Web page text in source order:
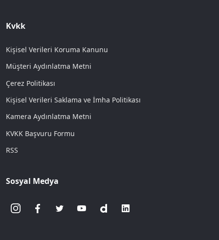
Kvkk
Kişisel Verileri Koruma Kanunu
Müşteri Aydınlatma Metni
Çerez Politikası
Kişisel Verileri Saklama ve İmha Politikası
Kamera Aydınlatma Metni
KVKK Başvuru Formu
RSS
Sosyal Medya